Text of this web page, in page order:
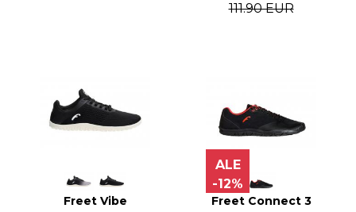
111.90 EUR
Freet Vibe
ALE
-12%
Freet Connect 3